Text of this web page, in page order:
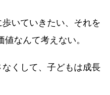
いていきたい、それを
なんて考えない。
くして、子どもは成長